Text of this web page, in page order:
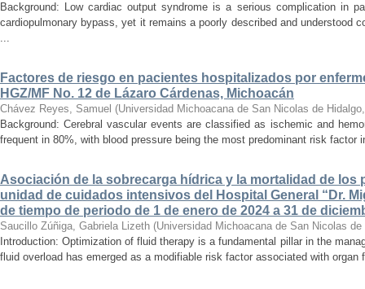
Background: Low cardiac output syndrome is a serious complication in
cardiopulmonary bypass, yet it remains a poorly described and understood
...
Factores de riesgo en pacientes hospitalizados por
HGZ/MF No. 12 de Lázaro Cárdenas, Michoacán
Chávez Reyes, Samuel (Universidad Michoacana de San Nicolas de Hidalgo
Background: Cerebral vascular events are classified as ischemic and
frequent in 80%, with blood pressure being the most predominant risk factor
Asociación de la sobrecarga hídrica y la mortalidad de los
unidad de cuidados intensivos del Hospital General “Dr.
de tiempo de periodo de 1 de enero de 2024 a 31 de
Saucillo Zúñiga, Gabriela Lizeth (Universidad Michoacana de San Nicolas de
Introduction: Optimization of fluid therapy is a fundamental pillar in the
fluid overload has emerged as a modifiable risk factor associated with organ